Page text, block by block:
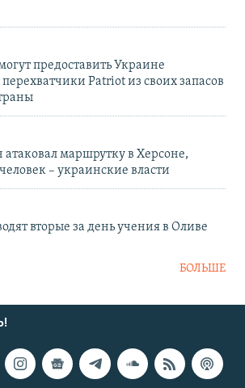
предоставить Украине
Patriot из своих запасов
маршрутку в Херсоне,
– украинские власти
вторые за день учения в Оливе
БОЛЬШЕ